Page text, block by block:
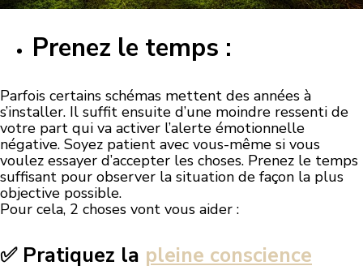
Prenez le temps :
Parfois certains schémas mettent des années à
s’installer. Il suffit ensuite d’une moindre ressenti de
votre part qui va activer l’alerte émotionnelle
négative. Soyez patient avec vous-même si vous
voulez essayer d’accepter les choses. Prenez le temps
suffisant pour observer la situation de façon la plus
objective possible.
Pour cela, 2 choses vont vous aider :
✅ Pratiquez la pleine conscience